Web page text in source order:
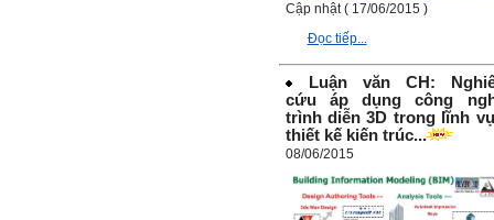
Cập nhật ( 17/06/2015 )
Đọc tiếp...
Luận văn CH:
cứu áp dụng công
trình diễn 3D trong lĩnh
thiết kế kiến trúc...
08/06/2015